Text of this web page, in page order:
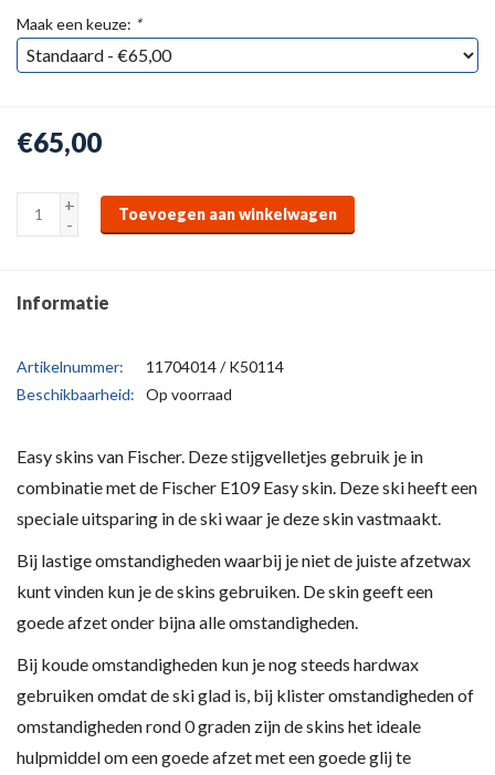
Maak een keuze: *
€65,00
+
-
Toevoegen aan winkelwagen
Informatie
Artikelnummer:
11704014 / K50114
Beschikbaarheid:
Op voorraad
Easy skins van Fischer. Deze stijgvelletjes gebruik je in
combinatie met de Fischer E109 Easy skin. Deze ski heeft een
speciale uitsparing in de ski waar je deze skin vastmaakt.
Bij lastige omstandigheden waarbij je niet de juiste afzetwax
kunt vinden kun je de skins gebruiken. De skin geeft een
goede afzet onder bijna alle omstandigheden.
Bij koude omstandigheden kun je nog steeds hardwax
gebruiken omdat de ski glad is, bij klister omstandigheden of
omstandigheden rond 0 graden zijn de skins het ideale
hulpmiddel om een goede afzet met een goede glij te